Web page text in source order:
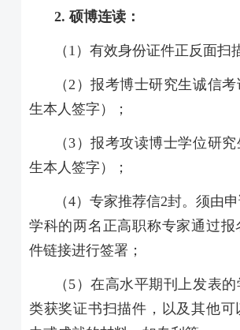
2.硕博连读：
（ 1 ）有效身份证件正反面扫
（2 ）报考博士研究生诚信
生本人签字）；
（3 ）报考攻读博士学位研
生本人签字）；
（4）专家推荐信2封。须由
学科的两名正高职称专家通过报
件链接进行签署；
（ 5 ）在高水平期刊上发表
类获奖证书扫描件，以及其他可